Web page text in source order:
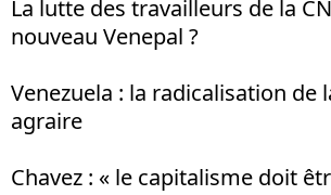
La lutte des travailleurs de la
nouveau Venepal ?
Venezuela : la radicalisation de
agraire
Chavez : « le capitalisme doit